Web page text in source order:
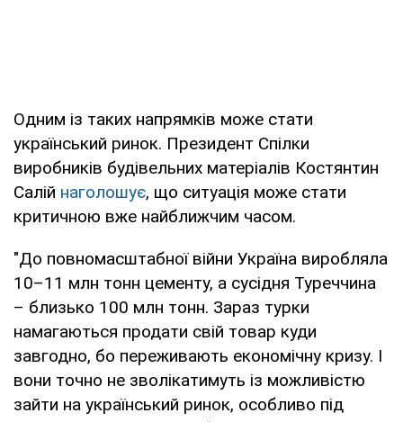
Одним із таких напрямків може стати
український ринок. Президент Спілки
виробників будівельних матеріалів Костянтин
Салій наголошує, що ситуація може стати
критичною вже найближчим часом.
"До повномасштабної війни Україна виробляла
10–11 млн тонн цементу, а сусідня Туреччина
– близько 100 млн тонн. Зараз турки
намагаються продати свій товар куди
завгодно, бо переживають економічну кризу. І
вони точно не зволікатимуть із можливістю
зайти на український ринок, особливо під